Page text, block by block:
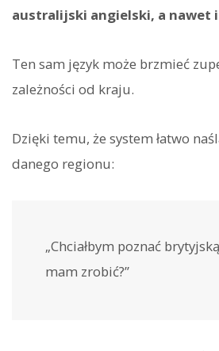
australijski angielski, a nawet
Ten sam język może brzmieć
zależności od kraju.
Dzięki temu, że system łatwo
danego regionu:
„Chciałbym poznać
mam zrobić?”